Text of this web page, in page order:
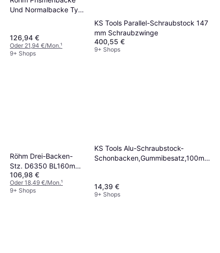
Und Normalbacke Typ
126,94 €
Oder 21,94 €/Mon.¹
9+ Shops
KS Tools Parallel-Schraubstock 147
mm Schraubzwinge
400,55 €
9+ Shops
Röhm Drei-Backen-
Stz. D6350 BL160mm
Röhm Schraubzwinge
106,98 €
Oder 18,49 €/Mon.¹
9+ Shops
KS Tools Alu-Schraubstock-
Schonbacken,Gummibesatz,100mm
14,39 €
9+ Shops